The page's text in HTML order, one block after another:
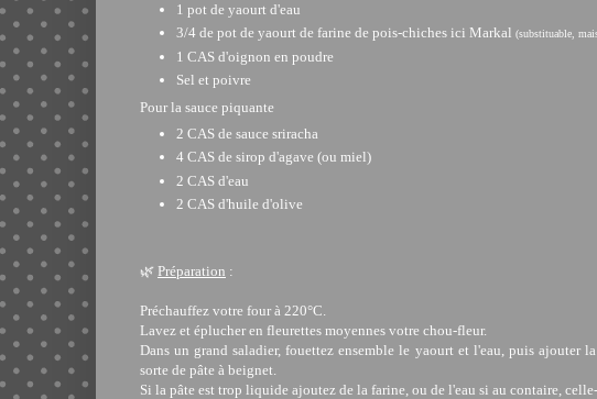
1 pot de yaourt d'eau
3/4 de pot de yaourt de farine de pois-chiches ici Markal (substituable,
1 CAS d'oignon en poudre
Sel et poivre
Pour la sauce piquante
2 CAS de sauce sriracha
4 CAS de sirop d'agave (ou miel)
2 CAS d'eau
2 CAS d'huile d'olive
🌿 Préparation :
Préchauffez votre four à 220°C.
Lavez et éplucher en fleurettes moyennes votre chou-fleur.
Dans un grand saladier, fouettez ensemble le yaourt et l'eau, puis
sorte de pâte à beignet.
Si la pâte est trop liquide ajoutez de la farine, ou de l'eau si au contaire, celle-